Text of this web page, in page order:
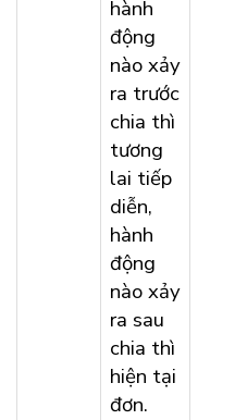
hành
động
nào xảy
ra trước
chia thì
tương
lai tiếp
diễn,
hành
động
nào xảy
ra sau
chia thì
hiện tại
đơn.